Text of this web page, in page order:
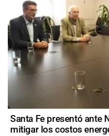
Santa Fe presentó ante
mitigar los costos